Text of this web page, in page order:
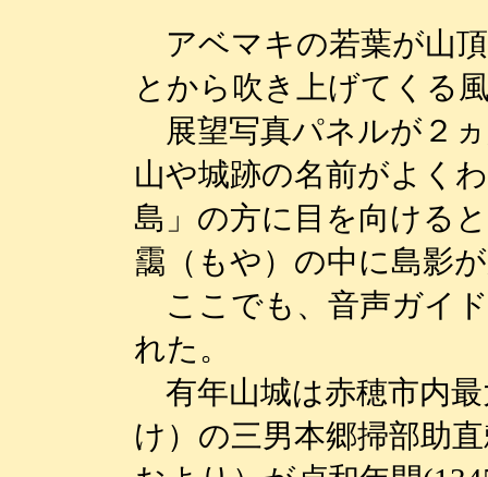
アベマキの若葉が山
とから吹き上げてくる
展望写真パネルが２
山や城跡の名前がよく
島」の方に目を向ける
靄（もや）の中に島影
ここでも、音声ガイ
れた。
有年山城は赤穂市内
け）の三男本郷掃部助